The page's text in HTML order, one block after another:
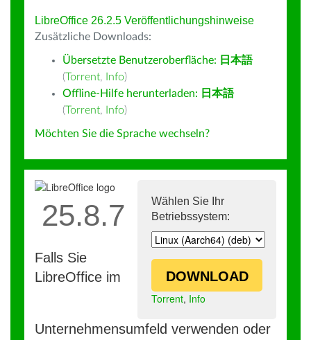
LibreOffice 26.2.5 Veröffentlichungshinweise
Zusätzliche Downloads:
Übersetzte Benutzeroberfläche: 日本語
(Torrent, Info)
Offline-Hilfe herunterladen: 日本語
(Torrent, Info)
Möchten Sie die Sprache wechseln?
Wählen Sie Ihr
Betriebssystem:
DOWNLOAD
Torrent, Info
25.8.7
Falls Sie
LibreOffice im
Unternehmensumfeld verwenden oder